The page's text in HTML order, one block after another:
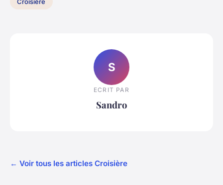
S
ECRIT PAR
Sandro
← Voir tous les articles Croisière